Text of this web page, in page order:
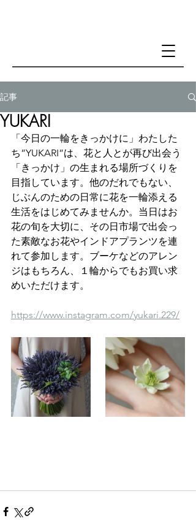
記事
YUKARI
「今日の一輪をきっかけに」わたした
ち”YUKARI”は、花と人とが再び出会う
「きっかけ」の生まれる場所づくりを
目指しています。他のだれでもない、
じぶんのための日常に花を一輪添える
生活をはじめてみませんか。当日はお
花の旬を大切に、その日市場で出会っ
た素敵なお花やインドアプランツを連
れて参加します。ブーケなどのアレン
ジはもちろん、１輪からでもお買い求
めいただけます。
https://www.instagram.com/yukari.229/